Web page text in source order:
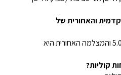
והאחורית של
המצלמה הקדמית היא 5.0MP והמצלמה האחורית היא
קוליות?